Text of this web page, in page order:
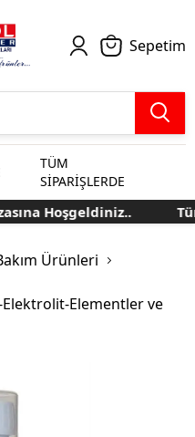
Sepetim
TÜM
SİPARİŞLERDE
Hoşgeldiniz..
Ürünleri
Elementler ve